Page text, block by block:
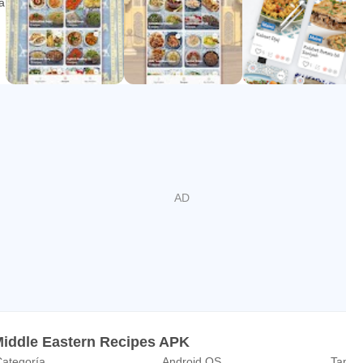
popular: SimSim es la aplicación más popular
a tu cocina con facilidad. ¡Descarga SimSim ahora y
Eastern Recipes APK